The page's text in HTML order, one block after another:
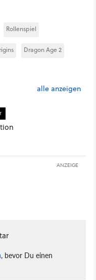
Rollenspiel
Dragon Age 2
alle anzeigen
ANZEIGE
, bevor Du einen